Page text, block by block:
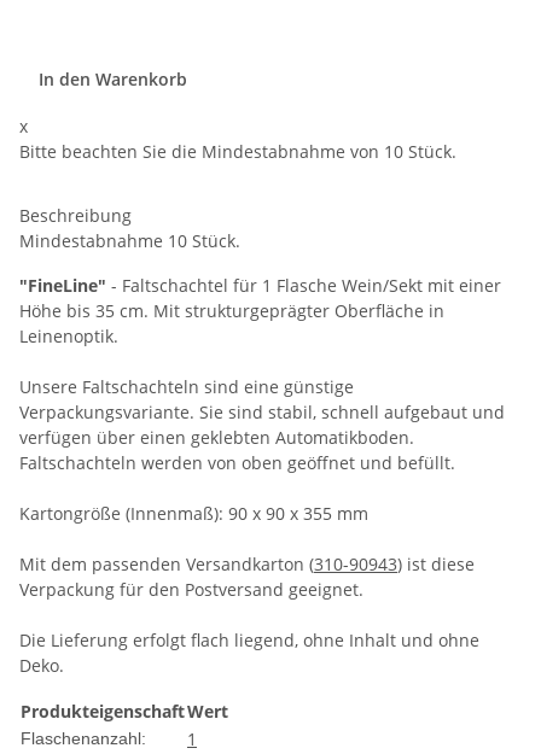
In den Warenkorb
x
Bitte beachten Sie die Mindestabnahme von 10 Stück.
Beschreibung
Mindestabnahme 10 Stück.
"FineLine" - Faltschachtel für 1 Flasche Wein/Sekt mit einer
Höhe bis 35 cm. Mit strukturgeprägter Oberfläche in
Leinenoptik.
Unsere Faltschachteln sind eine günstige
Verpackungsvariante. Sie sind stabil, schnell aufgebaut und
verfügen über einen geklebten Automatikboden.
Faltschachteln werden von oben geöffnet und befüllt.
Kartongröße (Innenmaß): 90 x 90 x 355 mm
Mit dem passenden Versandkarton (310-90943) ist diese
Verpackung für den Postversand geeignet.
Die Lieferung erfolgt flach liegend, ohne Inhalt und ohne
Deko.
ProdukteigenschaftWert
Flaschenanzahl: 1